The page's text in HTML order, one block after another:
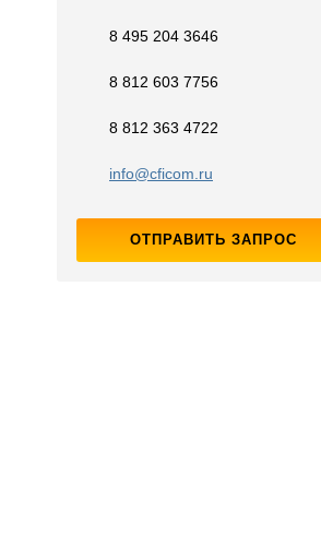
8 495 204 3646
8 812 603 7756
8 812 363 4722
info@cficom.ru
ОТПРАВИТЬ ЗАПРОС